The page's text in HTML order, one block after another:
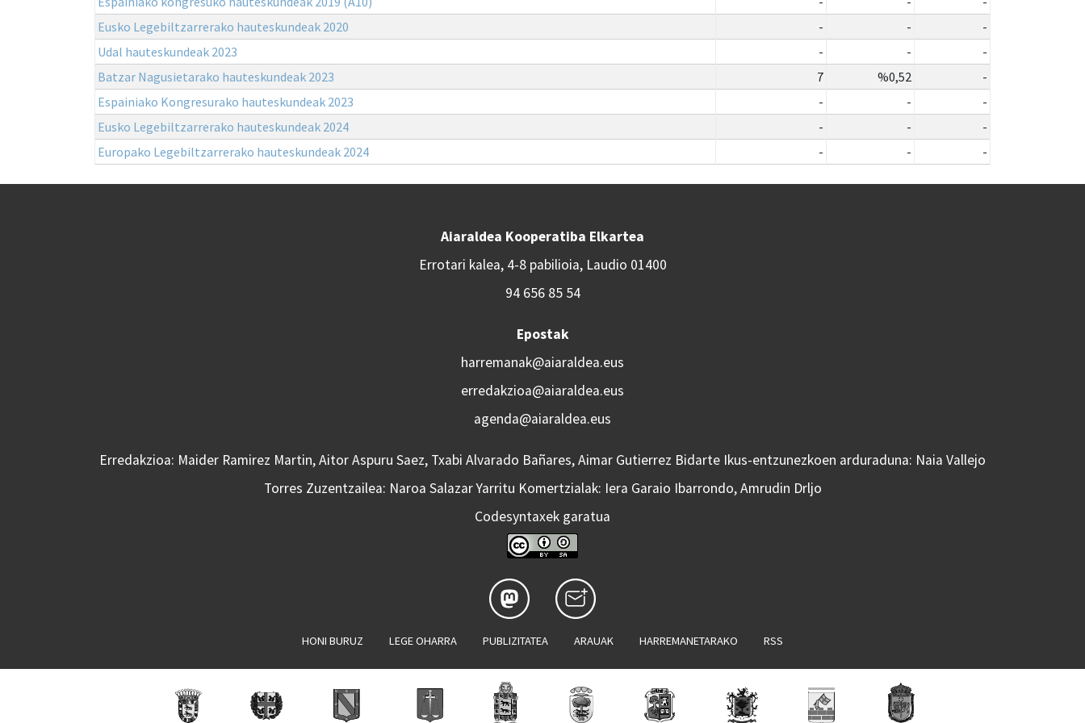
Eusko Legebiltzarrerako hauteskundeak 2020
- -
-
Udal hauteskundeak 2023
- -
-
Batzar Nagusietarako hauteskundeak 2023
7 %0,52
-
Espainiako Kongresurako hauteskundeak 2023
- -
-
Eusko Legebiltzarrerako hauteskundeak 2024
- -
-
Europako Legebiltzarrerako hauteskundeak 2024
- - -
Aiaraldea Kooperatiba Elkartea
Errotari kalea, 4-8 pabilioia, Laudio 01400
94 656 85 54
Epostak
harremanak@aiaraldea.eus
erredakzioa@aiaraldea.eus
agenda@aiaraldea.eus
Erredakzioa: Maider Ramirez Martin, Aitor Aspuru Saez, Txabi Alvarado Bañares, Aimar Gutierrez Bidarte Ikus-entzunezkoen arduraduna: Naia Vallejo
Torres Zuzentzailea: Naroa Salazar Yarritu Komertzialak: Iera Garaio Ibarrondo, Amrudin Drljo
Codesyntaxek garatua
HONI BURUZ LEGE OHARRA PUBLIZITATEA ARAUAK HARREMANETARAKO RSS